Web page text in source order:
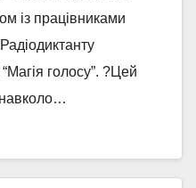
із працівниками
голосу”. ?Цей
навколо…